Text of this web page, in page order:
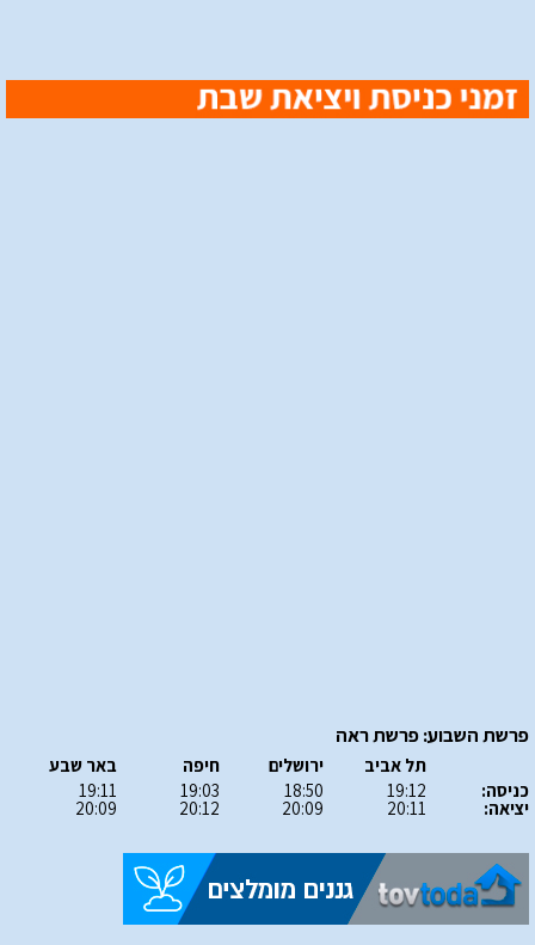
פרשת השבוע: פרשת ראה
כניסה:
יציאה:
תל אביב
19:12
20:11
ירושלים
18:50
20:09
חיפה
19:03
20:12
באר שבע
19:11
20:09